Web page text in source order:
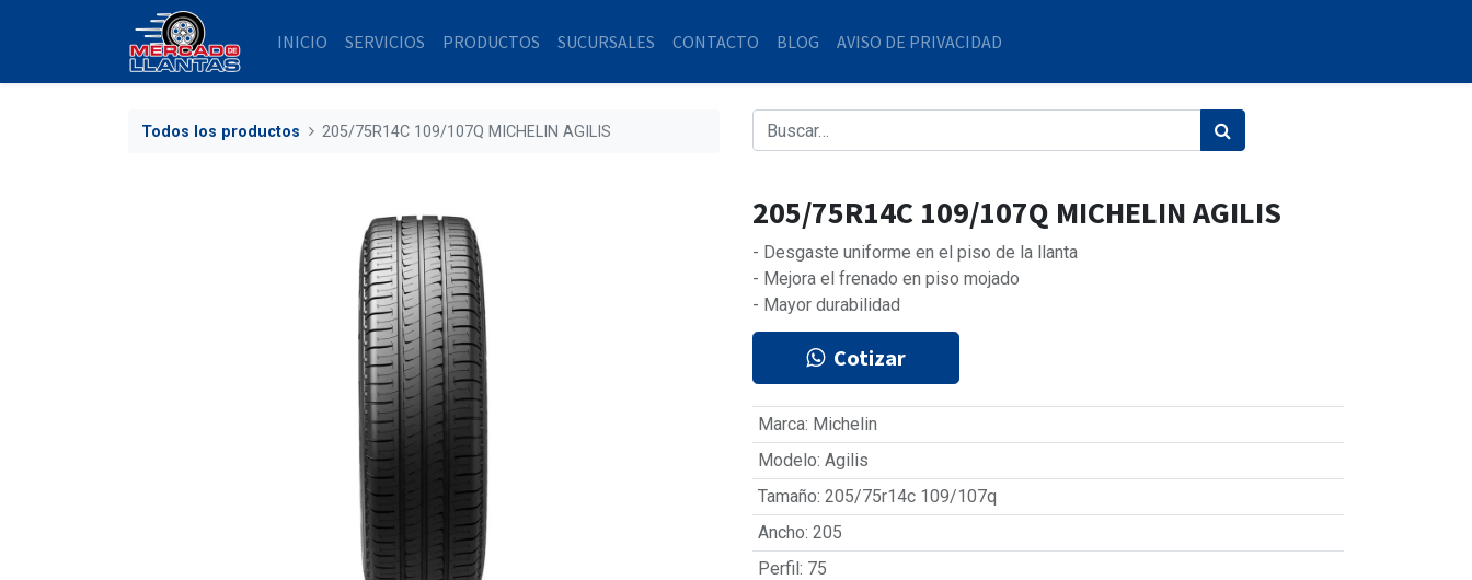
INICIO SERVICIOS PRODUCTOS SUCURSALES CONTACTO BLOG AVISO DE PRIVACIDAD
Todos los productos 205/75R14C 109/107Q MICHELIN AGILIS
205/75R14C 109/107Q MICHELIN AGILIS
- Desgaste uniforme en el piso de la llanta
- Mejora el frenado en piso mojado
- Mayor durabilidad
Cotizar
Marca: Michelin
Modelo: Agilis
Tamaño: 205/75r14c 109/107q
Ancho: 205
Perfil: 75